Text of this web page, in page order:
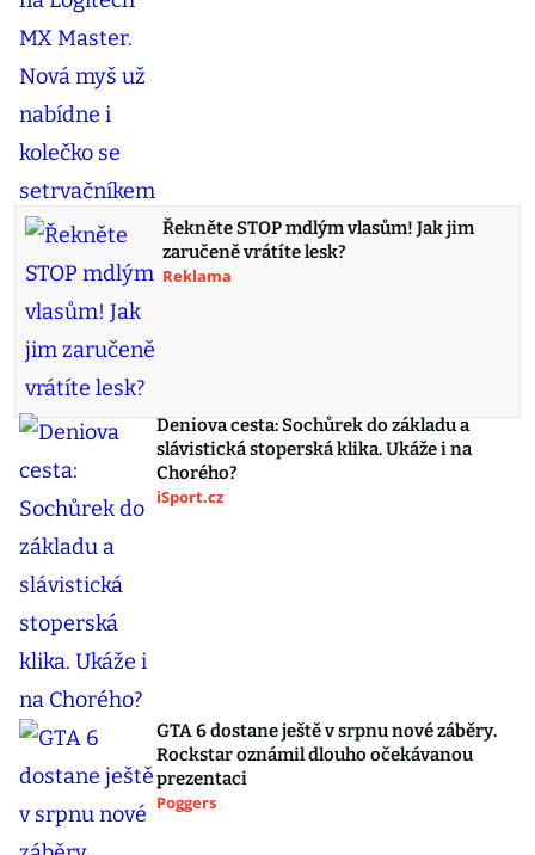
Řekněte STOP mdlým vlasům! Jak jim
zaručeně vrátíte lesk?
Reklama
Deniova cesta: Sochůrek do základu a
slávistická stoperská klika. Ukáže i na
Chorého?
iSport.cz
GTA 6 dostane ještě v srpnu nové záběry.
Rockstar oznámil dlouho očekávanou
prezentaci
Poggers